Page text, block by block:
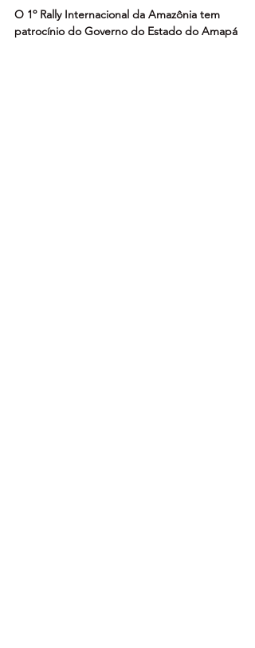
O 1º Rally Internacional da Amazônia tem
patrocínio do Governo do Estado do Amapá